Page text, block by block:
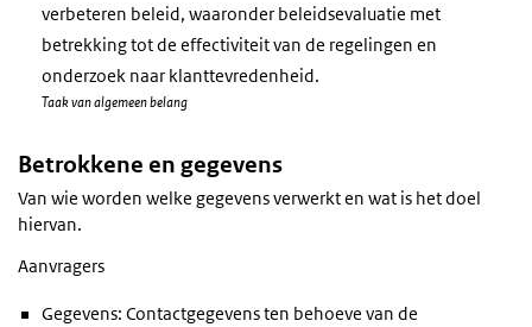
verbeteren beleid, waaronder beleidsevaluatie met
betrekking tot de effectiviteit van de regelingen en
onderzoek naar klanttevredenheid.
Taak van algemeen belang
Betrokkene en gegevens
Van wie worden welke gegevens verwerkt en wat is het doel
hiervan.
Aanvragers
Gegevens: Contactgegevens ten behoeve van de